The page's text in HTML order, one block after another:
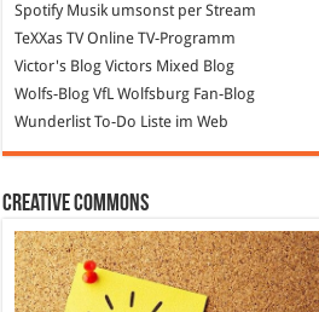
SpotifyMusik umsonst per Stream
TeXXas TVOnline TV-Programm
Victor's Blog Victors Mixed Blog
Wolfs-Blog VfL Wolfsburg Fan-Blog
WunderlistTo-Do Liste im Web
Creative Commons